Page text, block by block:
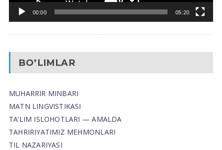
00:00 05:20
BO’LIMLAR
MUHARRIR MINBARI
MATN LINGVISTIKASI
TA’LIM ISLOHOTLARI — AMALDA
TAHRIRIYATIMIZ MEHMONLARI
TIL NAZARIYASI